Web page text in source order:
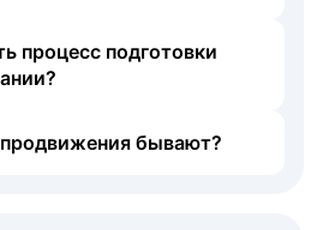
процесс подготовки
бывают?